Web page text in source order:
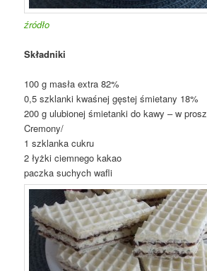
źródło
Składniki
100 g masła extra 82%
0,5 szklanki kwaśnej gęstej śmietany 18%
200 g ulubionej śmietanki do kawy – w
Cremony/
1 szklanka cukru
2 łyżki ciemnego kakao
paczka suchych wafli